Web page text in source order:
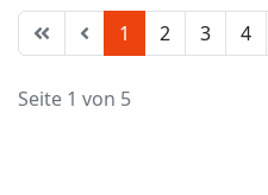
1 2 3 4
Seite 1 von 5